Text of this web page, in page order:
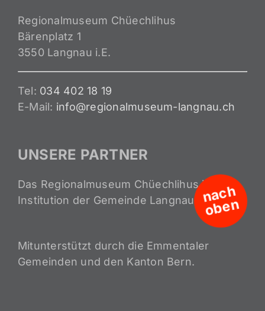
n
a
c
h
o
b
e
n
Regionalmuseum Chüechlihus
Bärenplatz 1
3550 Langnau i.E.
Tel: 034 402 18 19
E-Mail: info@regionalmuseum-langnau.ch
UNSERE PARTNER
Das Regionalmuseum Chüechlihus ist eine
Institution der Gemeinde Langnau i.E.
Mitunterstützt durch die Emmentaler
Gemeinden und den Kanton Bern.